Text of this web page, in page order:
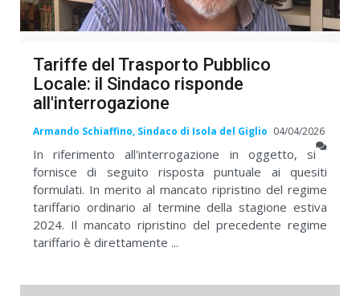
Tariffe del Trasporto Pubblico
Locale: il Sindaco risponde
all'interrogazione
Armando Schiaffino, Sindaco di Isola del Giglio 04/04/2026
In riferimento all'interrogazione in oggetto, si
fornisce di seguito risposta puntuale ai quesiti
formulati. In merito al mancato ripristino del regime
tariffario ordinario al termine della stagione estiva
2024. Il mancato ripristino del precedente regime
tariffario è direttamente ...